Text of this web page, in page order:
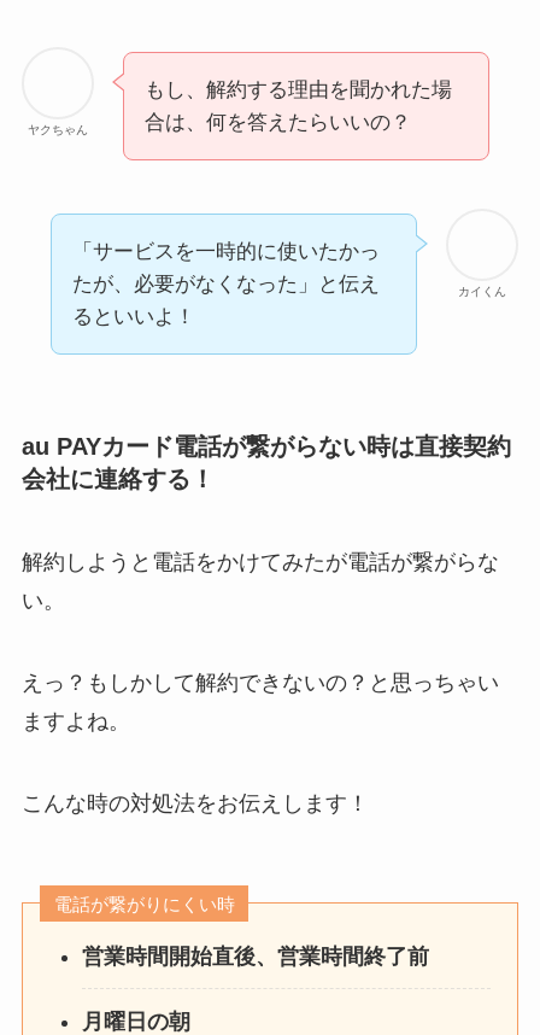
ヤクちゃん
もし、解約する理由を聞かれた場
合は、何を答えたらいいの？
カイくん
「サービスを一時的に使いたかっ
たが、必要がなくなった」と伝え
るといいよ！
au PAYカード電話が繋がらない時は直接契約
会社に連絡する！
解約しようと電話をかけてみたが電話が繋がらな
い。
えっ？もしかして解約できないの？と思っちゃい
ますよね。
こんな時の対処法をお伝えします！
電話が繋がりにくい時
営業時間開始直後、営業時間終了前
月曜日の朝